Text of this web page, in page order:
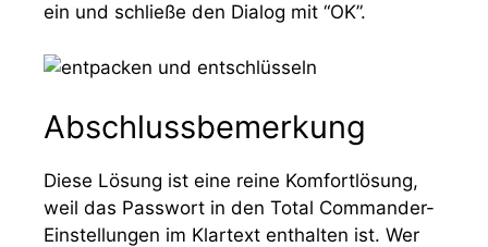
ein und schließe den Dialog mit “OK”.
Abschlussbemerkung
Diese Lösung ist eine reine Komfortlösung,
weil das Passwort in den Total Commander-
Einstellungen im Klartext enthalten ist. Wer